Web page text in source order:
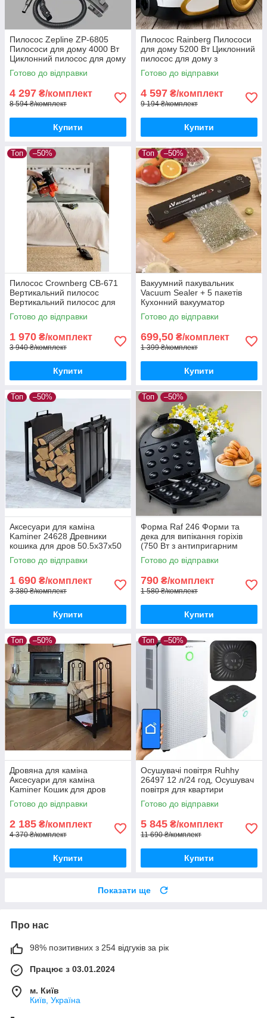
Пилосос Zepline ZP-6805
Пилососи для дому 4000 Вт
Циклонний пилосос для дому
з контейнером, якісний
пилосос для дому
Готово до відправки
4 297 ₴/комплект
8 594 ₴/комплект
Купити
Пилосос Rainberg Пилососи
для дому 5200 Вт Циклонний
пилосос для дому з
контейнером Пилосос без
мішка для збирання пилу
Готово до відправки
4 597 ₴/комплект
9 194 ₴/комплект
Купити
Топ –50%
Пилосос Crownberg CB-671
Вертикальний пилосос
Вертикальний пилосос для
сухого прибирання (Пилосос
для підтримання чистоти в
домі)
Готово до відправки
1 970 ₴/комплект
3 940 ₴/комплект
Купити
Топ –50%
Вакуумний пакувальник
Vacuum Sealer + 5 пакетів
Кухонний вакууматор
Вакууматор для продуктів
(Вакуумні пакувальники
вакууматори)
Готово до відправки
699,50 ₴/комплект
1 399 ₴/комплект
Купити
Топ –50%
Аксесуари для каміна
Kaminer 24628 Древники
кошика для дров 50.5x37x50
см Дров'яна для каміна
Сучасний дровник
Готово до відправки
1 690 ₴/комплект
3 380 ₴/комплект
Купити
Топ –50%
Форма Raf 246 Форми та
дека для випікання горіхів
(750 Вт з антипригарним
покриттям, 6 горішків) Форма
для запікання
Готово до відправки
790 ₴/комплект
1 580 ₴/комплект
Купити
Топ –50%
Дровяна для каміна
Аксесуари для каміна
Kaminer Кошик для дров
Дров'яна лофт Аксесуари
для камінів і дров'яних печей
Готово до відправки
2 185 ₴/комплект
4 370 ₴/комплект
Купити
Топ –50%
Осушувачі повітря Ruhhy
26497 12 л/24 год, Осушувач
повітря для квартири
Електричний осушувач
повітря (гігростат, таймер,
WiFi
Готово до відправки
5 845 ₴/комплект
11 690 ₴/комплект
Купити
Показати ще
Про нас
98% позитивних з 254 відгуків за рік
Працює з 03.01.2024
м. Київ
Київ, Україна